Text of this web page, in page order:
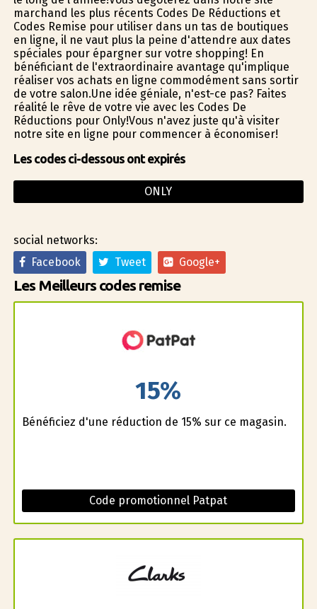
marchand les plus récents Codes De Réductions et
Codes Remise pour utiliser dans un tas de boutiques
en ligne, il ne vaut plus la peine d'attendre aux dates
spéciales pour épargner sur votre shopping! En
bénéficiant de l'extraordinaire avantage qu'implique
réaliser vos achats en ligne commodément sans sortir
de votre salon.Une idée géniale, n'est-ce pas? Faites
réalité le rêve de votre vie avec les Codes De
Réductions pour Only!Vous n'avez juste qu'à visiter
notre site en ligne pour commencer à économiser!
Les codes ci-dessous ont expirés
ONLY
social networks:
Facebook
Tweet Google+
Les Meilleurs codes remise
15%
Bénéficiez d'une réduction de 15% sur ce magasin.
Code promotionnel Patpat